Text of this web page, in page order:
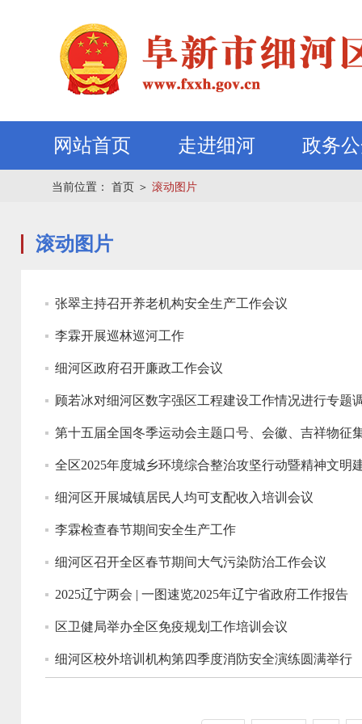
网站首页 走进细河 政务
当前位置： 首页 ＞ 滚动图片
滚动图片
张翠主持召开养老机构安全生产工作会议
李霖开展巡林巡河工作
细河区政府召开廉政工作会议
顾若冰对细河区数字强区工程建设工作情况进行专题
第十五届全国冬季运动会主题口号、会徽、吉祥物征
全区2025年度城乡环境综合整治攻坚行动暨精神文明
细河区开展城镇居民人均可支配收入培训会议
李霖检查春节期间安全生产工作
细河区召开全区春节期间大气污染防治工作会议
2025辽宁两会 | 一图速览2025年辽宁省政府工作报告
区卫健局举办全区免疫规划工作培训会议
细河区校外培训机构第四季度消防安全演练圆满举行